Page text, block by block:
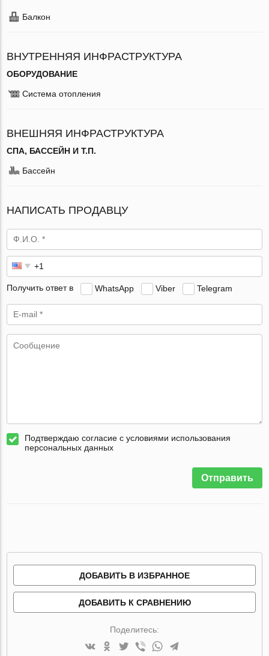
Балкон
ВНУТРЕННЯЯ ИНФРАСТРУКТУРА
ОБОРУДОВАНИЕ
Система отопления
ВНЕШНЯЯ ИНФРАСТРУКТУРА
СПА, БАССЕЙН И Т.П.
Бассейн
НАПИСАТЬ ПРОДАВЦУ
Получить ответ в WhatsApp Viber Telegram
Подтверждаю согласие с условиями использования
персональных данных
Отправить
ДОБАВИТЬ В ИЗБРАННОЕ
ДОБАВИТЬ К СРАВНЕНИЮ
Поделитесь: